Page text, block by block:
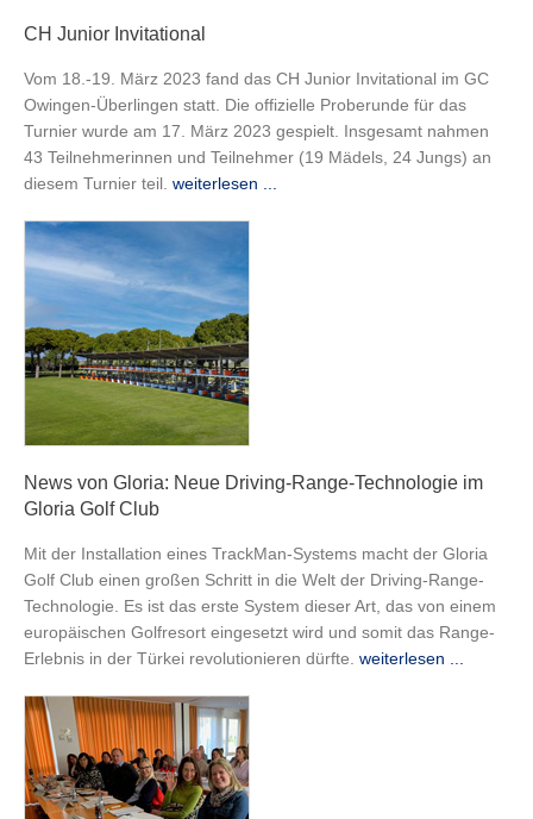
CH Junior Invitational
Vom 18.-19. März 2023 fand das CH Junior Invitational im GC
Owingen-Überlingen statt. Die offizielle Proberunde für das
Turnier wurde am 17. März 2023 gespielt. Insgesamt nahmen
43 Teilnehmerinnen und Teilnehmer (19 Mädels, 24 Jungs) an
diesem Turnier teil. weiterlesen ...
News von Gloria: Neue Driving-Range-Technologie im
Gloria Golf Club
Mit der Installation eines TrackMan-Systems macht der Gloria
Golf Club einen großen Schritt in die Welt der Driving-Range-
Technologie. Es ist das erste System dieser Art, das von einem
europäischen Golfresort eingesetzt wird und somit das Range-
Erlebnis in der Türkei revolutionieren dürfte. weiterlesen ...